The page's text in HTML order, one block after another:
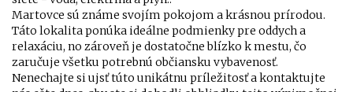
Martovce sú známe svojím pokojom a krásnou prírodou.
Táto lokalita ponúka ideálne podmienky pre oddych a
relaxáciu, no zároveň je dostatočne blízko k mestu, čo
zaručuje všetku potrebnú občiansku vybavenosť.
Nenechajte si ujsť túto unikátnu príležitosť a kontaktujte